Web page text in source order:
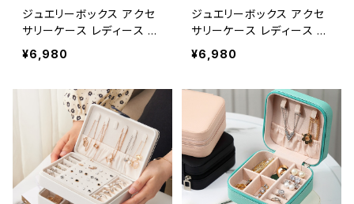
ジュエリーボックス アクセ
サリーケース レディース 春
夏 秋冬 春 夏 秋 冬 白 宝
石箱 収納 保管 インテリア
用 2段式 ジュエリーボック
ス 大容量 ジュエリーケー
ス ジュエリー収納 アクセサ
リーポーチ ホワイト グリー
ン ピンク アクセサリー入れ
収納ボックス 収納ケース
可愛い 口紅 ピアス イヤリ
¥6,980
ジュエリーボックス アクセ
サリーケース レディース 春
夏 秋冬 春 夏 秋 冬 白 宝
石箱 収納 保管 インテリア
用 2段式 ジュエリーボック
ス 大容量 ジュエリーケー
ス ジュエリー収納 アクセサ
リーポーチ ホワイト グリー
ン ピンク ネイビー アクセサ
リー入れ 収納ボックス 収
納ケース 可愛い 口紅 ピア
¥6,980